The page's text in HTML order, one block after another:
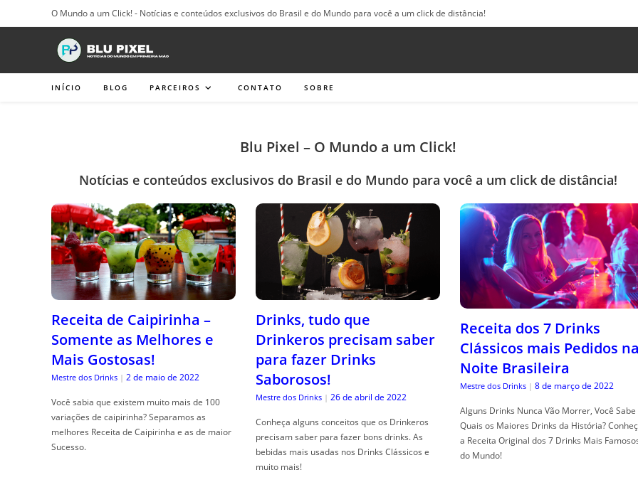
para
O Mundo a um Click! - Notícias e conteúdos exclusivos do Brasil e do Mundo para você a um click de distância!
INÍCIO BLOG PARCEIROS CONTATO SOBRE
Blu Pixel – O Mundo a um Click!
Notícias e conteúdos exclusivos do Brasil e do Mundo para você a um click de distância!
Receita de Caipirinha –
Somente as Melhores e
Mais Gostosas!
Mestre dos Drinks | 2 de maio de 2022
Você sabia que existem muito mais de 100
variações de caipirinha? Separamos as
melhores Receita de Caipirinha e as de maior
Sucesso.
Drinks, tudo que
Drinkeros precisam saber
para fazer Drinks
Saborosos!
Mestre dos Drinks | 26 de abril de 2022
Conheça alguns conceitos que os Drinkeros
precisam saber para fazer bons drinks. As
bebidas mais usadas nos Drinks Clássicos e
muito mais!
Receita dos 7 Drinks
Clássicos mais Pedidos
Noite Brasileira
Mestre dos Drinks | 8 de março de 2022
Alguns Drinks Nunca Vão Morrer, Você Sabe
Quais os Maiores Drinks da História?
a Receita Original dos 7 Drinks Mais
do Mundo!